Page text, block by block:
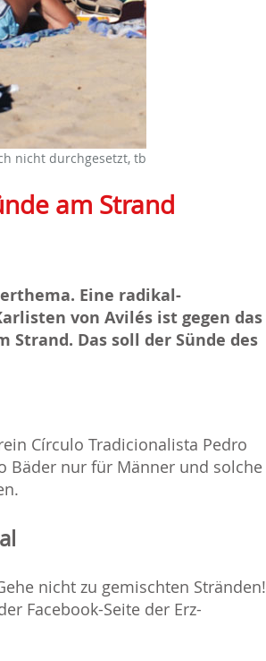
nicht durchgesetzt, tb
am Strand
Eine radikal-
von Avilés ist gegen das
Strand. Das soll der Sünde des
Círculo Tradicionalista Pedro
Bäder nur für Männer und solche
nicht zu gemischten Stränden!
Facebook-Seite der Erz-